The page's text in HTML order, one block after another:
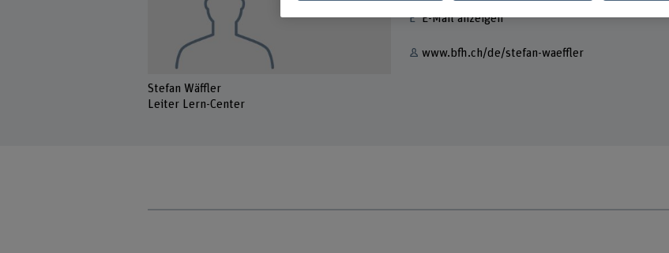
Stefan Wäffler
Leiter Lern-Center
E-Mail anzeigen
www.bfh.ch/de/stefan-waeffler